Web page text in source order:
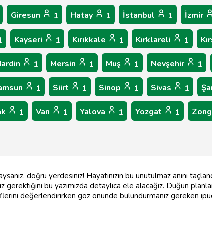
Giresun 1 Hatay 1 İstanbul 1 İzmir
Kayseri 1 Kırıkkale 1 Kırklareli 1
1 Mersin 1 Muş 1 Nevşehir 1
1 Siirt 1 Sinop 1 Sivas 1
1 Van 1 Yalova 1 Yozgat 1
doğru yerdesiniz! Hayatınızın bu unutulmaz anını
bu yazımızda detaylıca ele alacağız. Düğün
değerlendirirken göz önünde bulundurmanız gereken